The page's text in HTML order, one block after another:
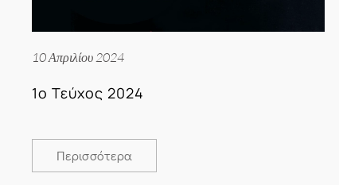
10 Απριλίου 2024
1ο Τεύχος 2024
Περισσότερα